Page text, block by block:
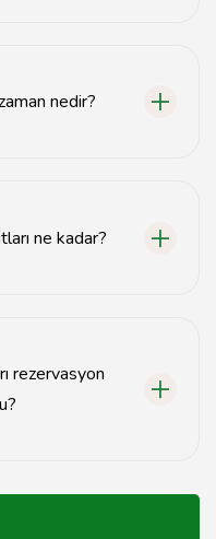
nedir?
ne kadar?
rezervasyon
rezervasyon